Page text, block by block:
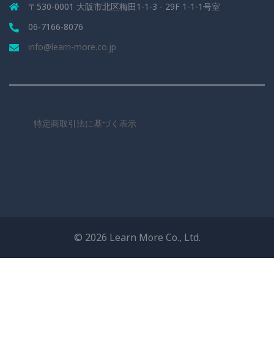
〒530-0001 大阪市北区梅田1-1-3 - 29F 1-1-1号室
06-7166-8076
info@learn-more.co.jp
特定商取引法に基づく表示
© 2026 Learn More Co., Ltd.